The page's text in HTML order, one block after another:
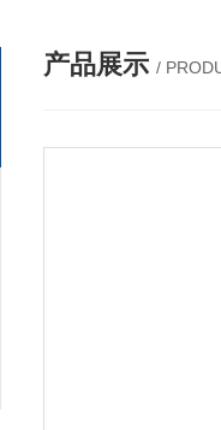
产品展示 /